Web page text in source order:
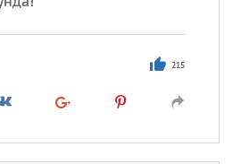
215